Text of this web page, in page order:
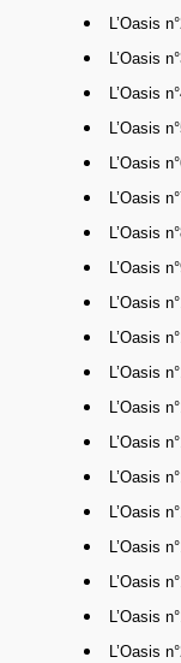
L’Oasis
L’Oasis
L’Oasis
L’Oasis
L’Oasis
L’Oasis
L’Oasis
L’Oasis
L’Oasis
L’Oasis
L’Oasis
L’Oasis
L’Oasis
L’Oasis
L’Oasis
L’Oasis
L’Oasis
L’Oasis
L’Oasis